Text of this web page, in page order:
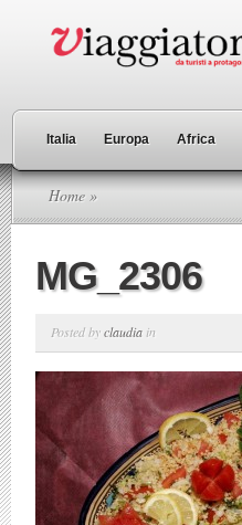
Italia Europa Africa
Home »
MG_2306
Posted byclaudia in